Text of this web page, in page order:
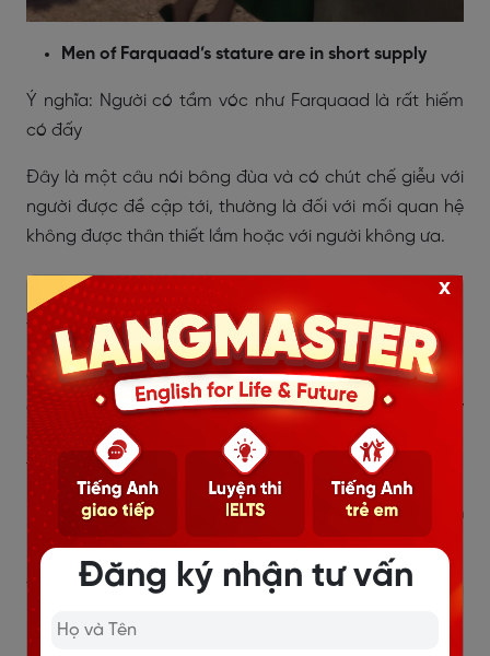
Men of Farquaad’s stature are in short supply
Ý nghĩa: Người có tầm vóc như Farquaad là rất hiếm
có đấy
Đây là một câu nói bông đùa và có chút chế giễu với
người được đề cập tới, thường là đối với mối quan hệ
không được thân thiết lắm hoặc với người không ưa.
There’s robbers in the woods
Ý nghĩa: Có cướp ở trong rừng
Cụm từ “in the woods” tương đương với “in the forest”,
được dùng trong câu với ngụ ý là trong khu rừng này
có rất nhiều cướp đấy, tôi cảm thấy không được an
toàn.
I’m scarier than anything we’re going to see in
this forest
Ý nghĩa: Tôi là kẻ đáng sợ hơn bất cứ thứ gì trong rừng
này rồi
Đăng ký nhận tư vấn
x